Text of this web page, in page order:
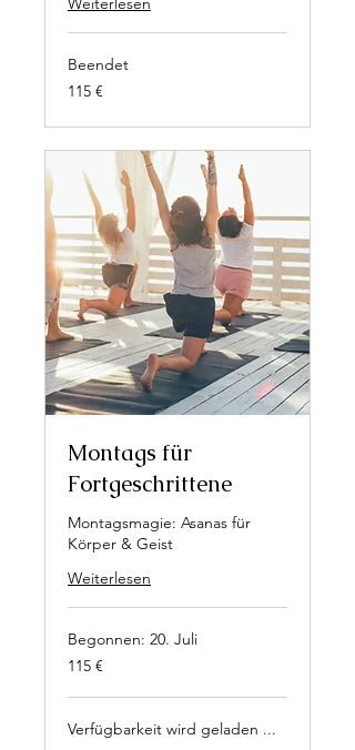
Beendet
115
Euro
115 €
Montags für
Fortgeschrittene
Montagsmagie: Asanas für
Körper & Geist
Weiterlesen
Begonnen: 20. Juli
115
Euro
115 €
Verfügbarkeit wird geladen ...